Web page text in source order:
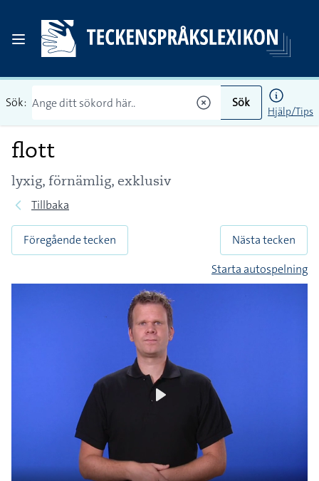
Sök: Sök
Hjälp/Tips
flott
lyxig, förnämlig, exklusiv
Tillbaka
Föregående tecken
Nästa tecken
Starta autospelning